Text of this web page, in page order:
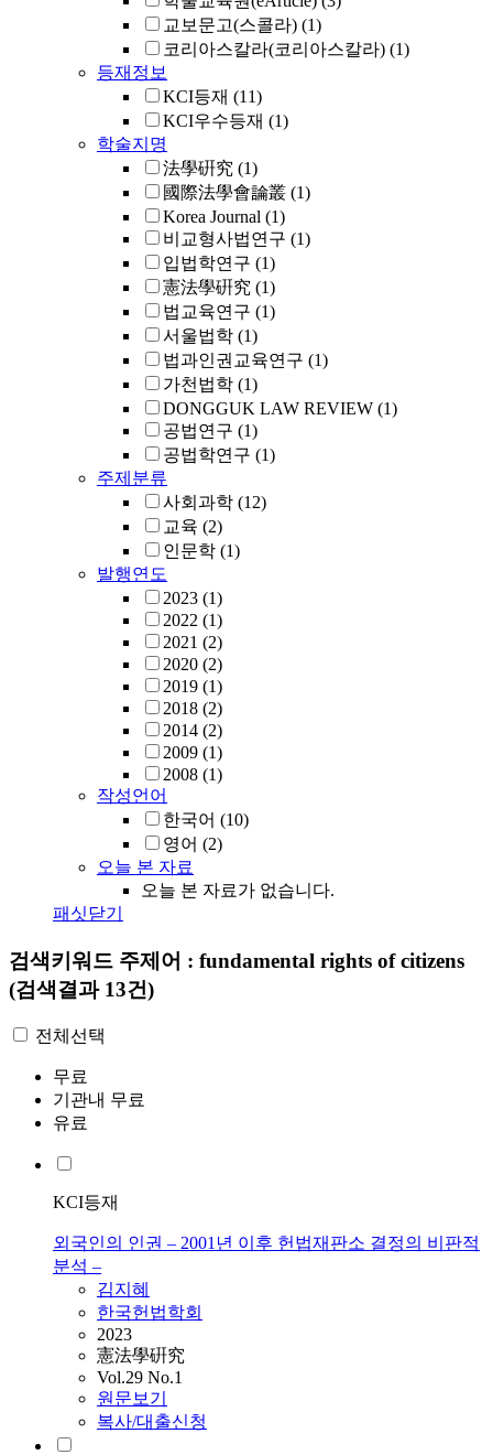
교보문고(스콜라) (1)
코리아스칼라(코리아스칼라) (1)
등재정보
KCI등재 (11)
KCI우수등재 (1)
학술지명
法學硏究 (1)
國際法學會論叢 (1)
Korea Journal (1)
비교형사법연구 (1)
입법학연구 (1)
憲法學硏究 (1)
법교육연구 (1)
서울법학 (1)
법과인권교육연구 (1)
가천법학 (1)
DONGGUK LAW REVIEW (1)
공법연구 (1)
공법학연구 (1)
주제분류
사회과학 (12)
교육 (2)
인문학 (1)
발행연도
2023 (1)
2022 (1)
2021 (2)
2020 (2)
2019 (1)
2018 (2)
2014 (2)
2009 (1)
2008 (1)
작성언어
한국어 (10)
영어 (2)
오늘 본 자료
오늘 본 자료가 없습니다.
패싯닫기
검색키워드 주제어 : fundamental rights of citizens
(검색결과 13건)
전체선택
무료
기관내 무료
유료
KCI등재
외국인의 인권 – 2001년 이후 헌법재판소 결정의 비판적
분석 –
김지혜
한국헌법학회
2023
憲法學硏究
Vol.29 No.1
원문보기
복사/대출신청